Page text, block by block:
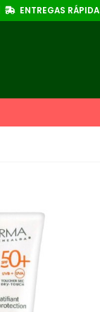
ENTREGAS